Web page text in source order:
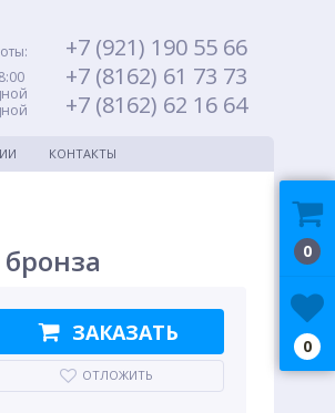
+7 (921) 190 55 66
+7 (8162) 61 73 73
+7 (8162) 62 16 64
КОНТАКТЫ
ЗАКАЗАТЬ
ОТЛОЖИТЬ
0
0